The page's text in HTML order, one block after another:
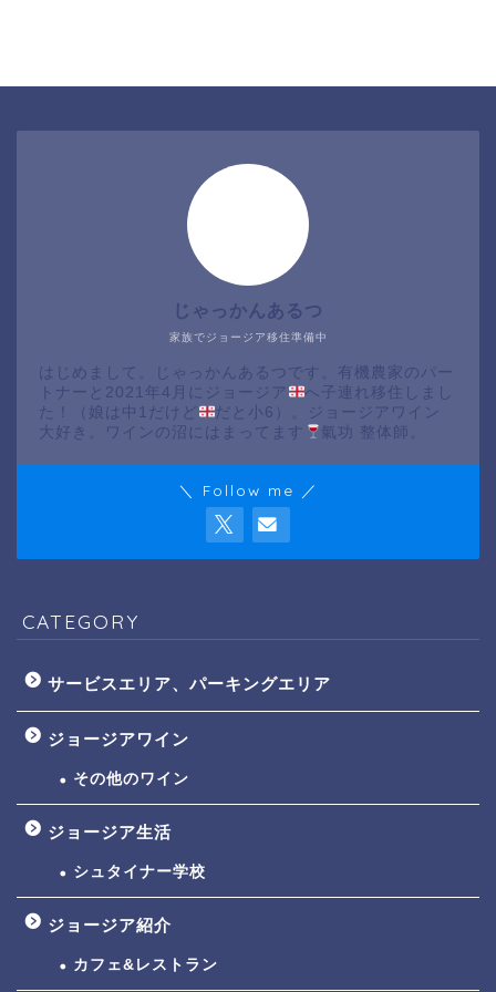
家族でジョージア移住準備中
じゃっかんあるつ
はじめまして。じゃっかんあるつです。有機農家のパー
トナーと2021年4月にジョージア
へ子連れ移住しまし
た！（娘は中1だけど
だと小6）。ジョージアワイン
大好き。ワインの沼にはまってます
氣功 整体師。
＼ Follow me ／
CATEGORY
サービスエリア、パーキングエリア
ジョージアワイン
その他のワイン
ジョージア生活
シュタイナー学校
ジョージア紹介
カフェ&レストラン